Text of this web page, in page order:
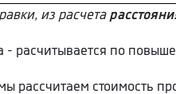
из расчета
- расчитывается по
рассчитаем стоимость